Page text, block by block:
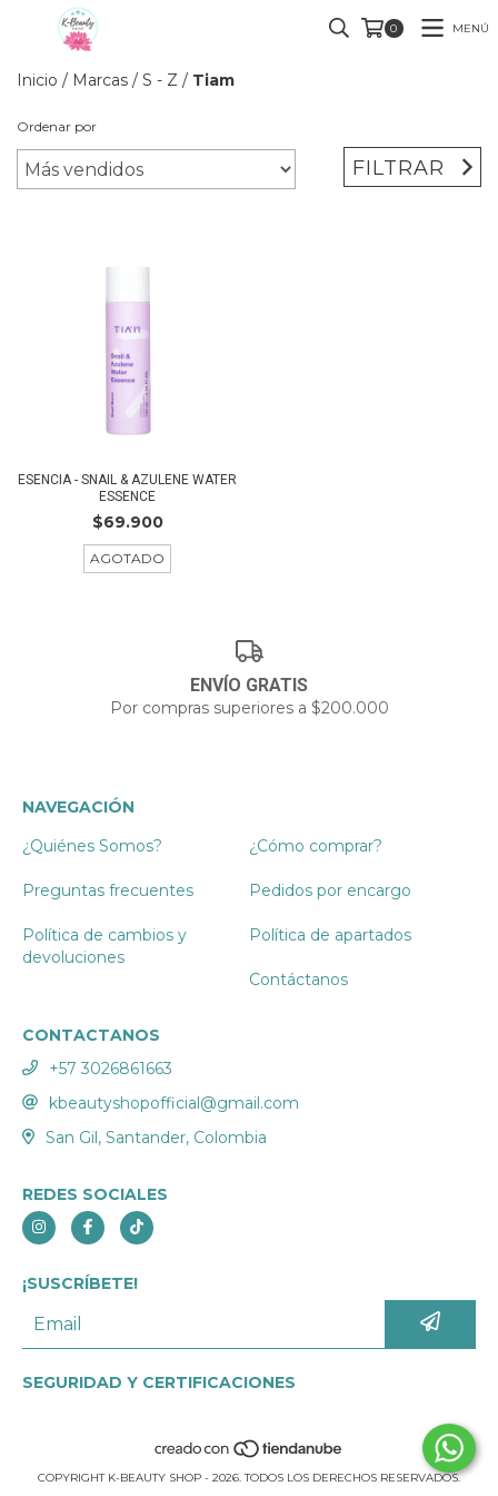
0 MENÚ
Inicio / Marcas / S - Z / Tiam
Ordenar por
FILTRAR
ESENCIA - SNAIL & AZULENE WATER
ESSENCE
$69.900
AGOTADO
ENVÍO GRATIS
Por compras superiores a $200.000
NAVEGACIÓN
¿Quiénes Somos?
¿Cómo comprar?
Preguntas frecuentes Pedidos por encargo
Política de cambios y
devoluciones
Política de apartados
Contáctanos
CONTACTANOS
+57 3026861663
kbeautyshopofficial@gmail.com
San Gil, Santander, Colombia
REDES SOCIALES
¡SUSCRÍBETE!
SEGURIDAD Y CERTIFICACIONES
COPYRIGHT K-BEAUTY SHOP - 2026. TODOS LOS DERECHOS RESERVADOS.